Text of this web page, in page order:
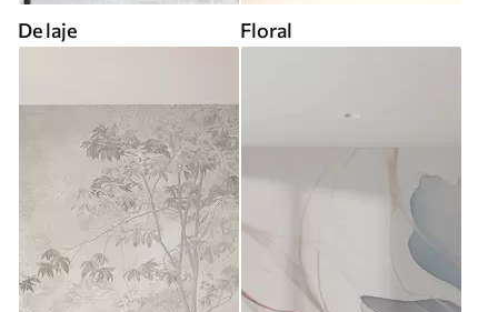
De laje Floral